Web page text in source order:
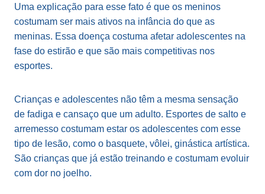
Uma explicação para esse fato é que os meninos
costumam ser mais ativos na infância do que as
meninas. Essa doença costuma afetar adolescentes na
fase do estirão e que são mais competitivas nos
esportes.
Crianças e adolescentes não têm a mesma sensação
de fadiga e cansaço que um adulto. Esportes de salto e
arremesso costumam estar os adolescentes com esse
tipo de lesão, como o basquete, vôlei, ginástica artística.
São crianças que já estão treinando e costumam evoluir
com dor no joelho.